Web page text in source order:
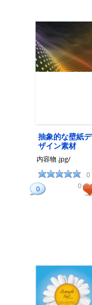
抽象的な壁紙デ
ザイン素材
内容物 .jpg/
0
0 0